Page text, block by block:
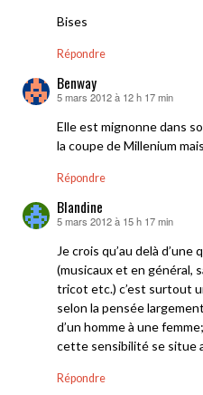
Bises
Répondre
Benway
dit :
5 mars 2012 à 12 h 17 min
Elle est mignonne dans
la coupe de Millenium
Répondre
Blandine
dit :
5 mars 2012 à 15 h 17 min
Je crois qu’au delà
(musicaux et en général,
tricot etc.) c’est surtout
selon la pensée
d’un homme à une
cette sensibilité se situe
Répondre